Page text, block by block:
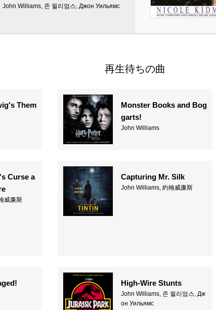
John Williams, 존 윌리엄스, Джон Уильямс
再生待ちの曲
Them
Monster Books and Bog
garts!
John Williams
Curse a
威廉斯
Capturing Mr. Silk
John Williams, 約翰威廉斯
High-Wire Stunts
John Williams, 존 윌리엄스, Дж
он Уильямс